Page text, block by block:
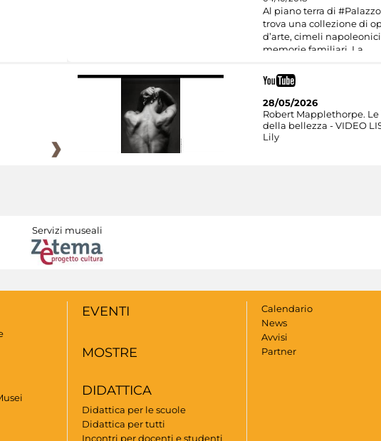
Al piano terra di
trova una collezione di
d’arte, cimeli
memorie familiari. La
28/05/2026
Robert Mapplethorpe.
della bellezza - VIDEO
Lily
Servizi museali
EVENTI
MOSTRE
DIDATTICA
Didattica per le scuole
Didattica per tutti
Incontri per docenti e studenti
Calendario
News
Avvisi
Partner